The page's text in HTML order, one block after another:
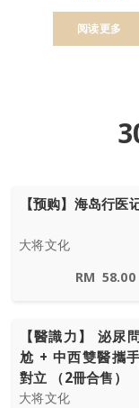
阅读更多
【预购】海岛行医
大将文化
RM 58.00
【醫識力】 泌尿
尬 + 中西雙醫攜
對立 （2冊合售）
大将文化